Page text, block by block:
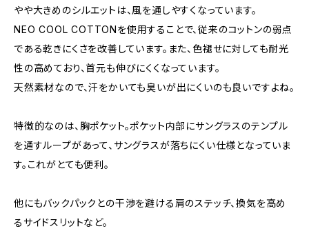
やや大きめのシルエットは、風を通しやすくなっています。
NEO COOL COTTONを使用することで、従来のコットンの弱点
である乾きにくさを改善しています。また、色褪せに対しても耐光
性の高めており、首元も伸びにくくなっています。
天然素材なので、汗をかいても臭いが出にくいのも良いですよね。
特徴的なのは、胸ポケット。ポケット内部にサングラスのテンプル
を通すループがあって、サングラスが落ちにくい仕様となっていま
す。これがとても便利。
他にもバックパックとの干渉を避ける肩のステッチ、換気を高め
るサイドスリットなど。